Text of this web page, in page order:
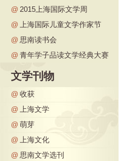
@ 2015上海国际文学周
@
上海国际儿童文学作家节
@ 思南读书会
@ 青年学子品读文学经典大赛
文学刊物
@ 收获
@
上海文学
@ 萌芽
@
上海文化
@ 思南文学选刊